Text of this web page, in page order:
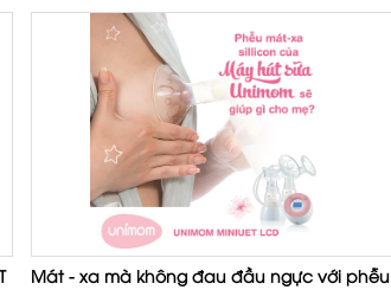
Mát - xa mà không đau đầu ngực với phễu